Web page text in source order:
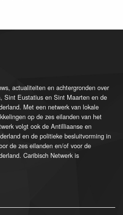
actualiteiten en achtergronden over
Sint Eustatius en Sint Maarten en de
Met een netwerk van lokale
op de zes eilanden van het
volgt ook de Antilliaanse en
en de politieke besluitvorming in
de zes eilanden en/of voor de
Caribisch Netwerk is